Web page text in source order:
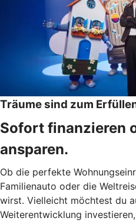
Träume sind zum
Sofort finanzieren
ansparen.
Ob die perfekte
Familienauto oder die
wirst. Vielleicht möchtest du
Weiterentwicklung